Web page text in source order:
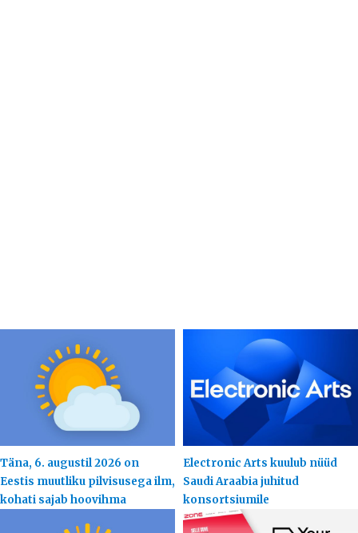
Täna, 6. augustil 2026 on
Eestis muutliku pilvisusega ilm,
kohati sajab hoovihma
Electronic Arts kuulub nüüd
Saudi Araabia juhitud
konsortsiumile